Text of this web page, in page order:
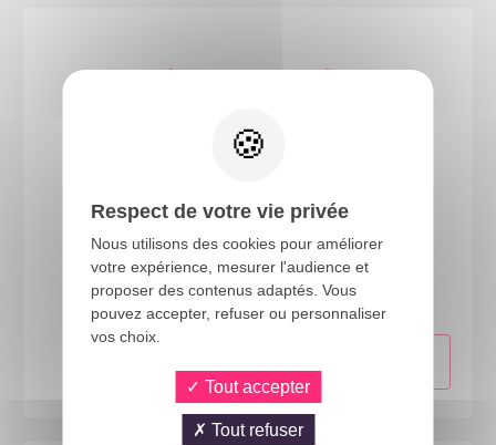
11892
Nœud papillon - rouge
Respect de votre vie privée
Nous utilisons des cookies pour améliorer
votre expérience, mesurer l'audience et
proposer des contenus adaptés. Vous
pouvez accepter, refuser ou personnaliser
vos choix.
Tout accepter
Tout refuser